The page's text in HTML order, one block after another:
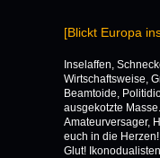
[Blickt Europa
Inselaffen,
Wirtschaftsweise,
Beamtoide,
ausgekotzte
Amateurversager,
euch in die
Glut!